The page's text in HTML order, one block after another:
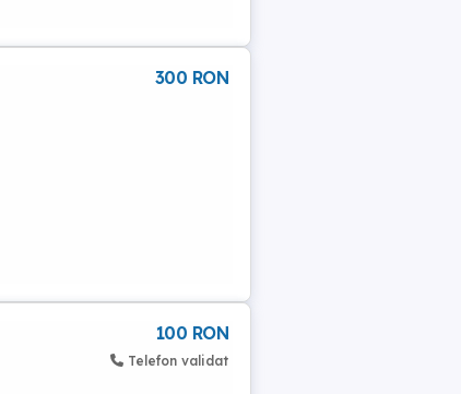
300 RON
100 RON
Telefon validat